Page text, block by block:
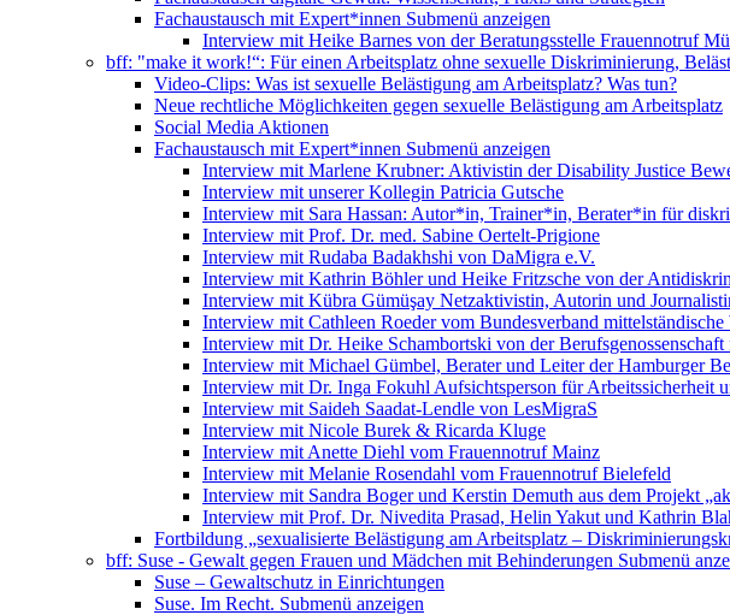
Fachaustausch mit Expert*innen Submenü anzeigen
Interview mit Heike Barnes von der Beratungsstelle Frauennotruf
bff: "make it work!“: Für einen Arbeitsplatz ohne sexuelle Diskriminierung,
Video-Clips: Was ist sexuelle Belästigung am Arbeitsplatz? Was tun?
Neue rechtliche Möglichkeiten gegen sexuelle Belästigung am Arbeitsplatz
Social Media Aktionen
Fachaustausch mit Expert*innen Submenü anzeigen
Interview mit Marlene Krubner: Aktivistin der Disability Justice
Interview mit unserer Kollegin Patricia Gutsche
Interview mit Sara Hassan: Autor*in, Trainer*in, Berater*in für
Interview mit Prof. Dr. med. Sabine Oertelt-Prigione
Interview mit Rudaba Badakhshi von DaMigra e.V.
Interview mit Kathrin Böhler und Heike Fritzsche von der
Interview mit Kübra Gümüşay Netzaktivistin, Autorin und
Interview mit Cathleen Roeder vom Bundesverband
Interview mit Dr. Heike Schambortski von der
Interview mit Michael Gümbel, Berater und Leiter der Hamburger
Interview mit Dr. Inga Fokuhl Aufsichtsperson für Arbeitssicherheit
Interview mit Saideh Saadat-Lendle von LesMigraS
Interview mit Nicole Burek & Ricarda Kluge
Interview mit Anette Diehl vom Frauennotruf Mainz
Interview mit Melanie Rosendahl vom Frauennotruf Bielefeld
Interview mit Sandra Boger und Kerstin Demuth aus dem Projekt
Interview mit Prof. Dr. Nivedita Prasad, Helin Yakut und Kathrin
Fortbildung „sexualisierte Belästigung am Arbeitsplatz –
bff: Suse - Gewalt gegen Frauen und Mädchen mit Behinderungen Submenü
Suse – Gewaltschutz in Einrichtungen
Suse. Im Recht. Submenü anzeigen